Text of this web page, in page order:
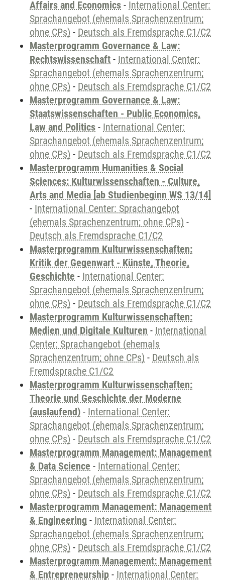
Affairs and Economics - International Center:
Sprachangebot (ehemals Sprachenzentrum;
ohne CPs) - Deutsch als Fremdsprache C1/C2
Masterprogramm Governance & Law:
Rechtswissenschaft - International Center:
Sprachangebot (ehemals Sprachenzentrum;
ohne CPs) - Deutsch als Fremdsprache C1/C2
Masterprogramm Governance & Law:
Staatswissenschaften - Public Economics,
Law and Politics - International Center:
Sprachangebot (ehemals Sprachenzentrum;
ohne CPs) - Deutsch als Fremdsprache C1/C2
Masterprogramm Humanities & Social
Sciences: Kulturwissenschaften - Culture,
Arts and Media [ab Studienbeginn WS 13/14]
- International Center: Sprachangebot
(ehemals Sprachenzentrum; ohne CPs) -
Deutsch als Fremdsprache C1/C2
Masterprogramm Kulturwissenschaften:
Kritik der Gegenwart - Künste, Theorie,
Geschichte - International Center:
Sprachangebot (ehemals Sprachenzentrum;
ohne CPs) - Deutsch als Fremdsprache C1/C2
Masterprogramm Kulturwissenschaften:
Medien und Digitale Kulturen - International
Center: Sprachangebot (ehemals
Sprachenzentrum; ohne CPs) - Deutsch als
Fremdsprache C1/C2
Masterprogramm Kulturwissenschaften:
Theorie und Geschichte der Moderne
(auslaufend) - International Center:
Sprachangebot (ehemals Sprachenzentrum;
ohne CPs) - Deutsch als Fremdsprache C1/C2
Masterprogramm Management: Management
& Data Science - International Center:
Sprachangebot (ehemals Sprachenzentrum;
ohne CPs) - Deutsch als Fremdsprache C1/C2
Masterprogramm Management: Management
& Engineering - International Center:
Sprachangebot (ehemals Sprachenzentrum;
ohne CPs) - Deutsch als Fremdsprache C1/C2
Masterprogramm Management: Management
& Entrepreneurship - International Center: